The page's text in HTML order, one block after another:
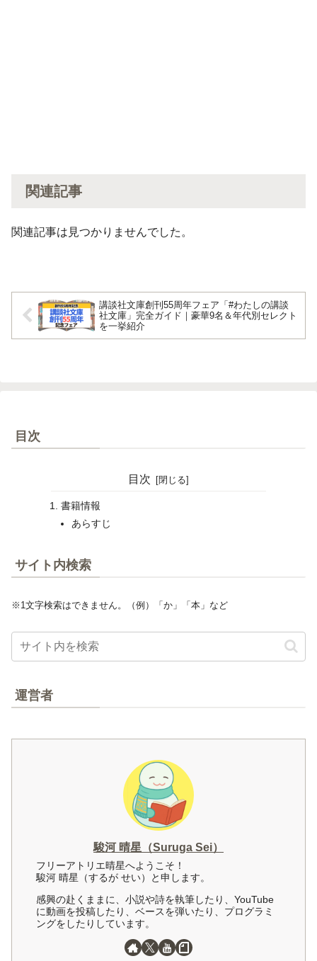
関連記事
関連記事は見つかりませんでした。
講談社文庫創刊55周年フェア「#わたしの講談
社文庫」完全ガイド｜豪華9名＆年代別セレクト
を一挙紹介
目次
目次
書籍情報
あらすじ
サイト内検索
※1文字検索はできません。（例）「か」「本」など
運営者
駿河 晴星（Suruga Sei）
フリーアトリエ晴星へようこそ！
駿河 晴星（するが せい）と申します。
感興の赴くままに、小説や詩を執筆したり、YouTube
に動画を投稿したり、ベースを弾いたり、プログラミ
ングをしたりしています。